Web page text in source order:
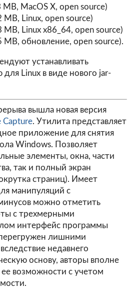
MacOS X, open source)
MB, Linux, open source)
MB, Linux x86_64, open source)
MB, обновление, open source).
устанавливать
Linux в виде нового jar-
вышла новая версия
Capture. Утилита представляет
приложение для снятия
Windows. Позволяет
элементы, окна, части
так и полный экран
страниц). Имеет
манипуляций с
можно отметить
с трехмерными
интерфейс программы
лишними
недавнего
основу, авторы вполне
возможности с учетом